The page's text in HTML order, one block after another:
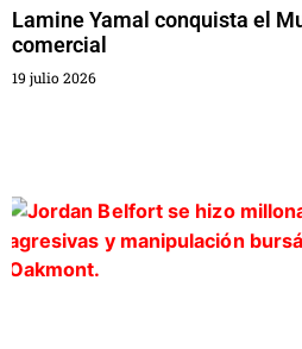
Lamine Yamal conquista el
comercial
19 julio 2026